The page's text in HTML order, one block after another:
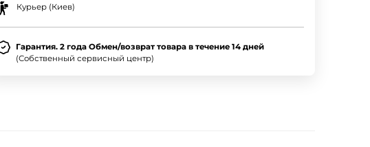
Курьер (Киев)
Гарантия. 2 года Обмен/возврат товара в течение 14 дней
(Собственный сервисный центр)